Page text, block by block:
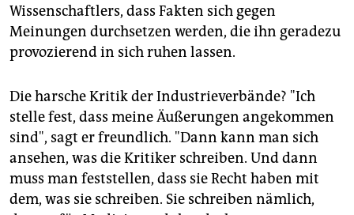
Wissenschaftlers, dass Fakten sich gegen
Meinungen durchsetzen werden, die ihn geradezu
provozierend in sich ruhen lassen.
Die harsche Kritik der Industrieverbände? "Ich
stelle fest, dass meine Äußerungen angekommen
sind", sagt er freundlich. "Dann kann man sich
ansehen, was die Kritiker schreiben. Und dann
muss man feststellen, dass sie Recht haben mit
dem, was sie schreiben. Sie schreiben nämlich,